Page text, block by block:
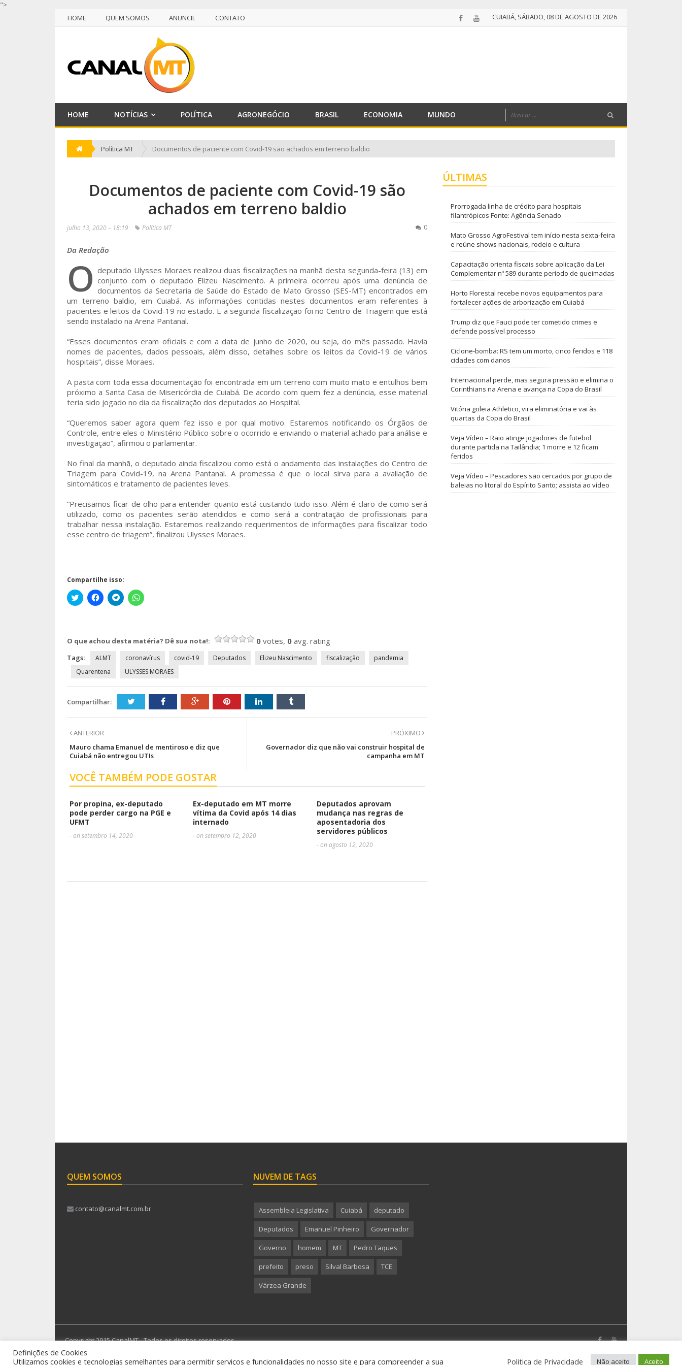
">
HOME
QUEM SOMOS ANUNCIE
CONTATO
ANUNCIE
CUIABÁ, SÁBADO, 08 DE AGOSTO DE 2026
HOME NOTÍCIAS POLÍTICA AGRONEGÓCIO BRASIL ECONOMIA MUNDO
Política MT Documentos de paciente com Covid-19 são achados em terreno baldio
Documentos de paciente com Covid-19 são
achados em terreno baldio
julho 13, 2020 – 18:19 Política MT 0
Da Redação
O deputado Ulysses Moraes realizou duas fiscalizações na manhã desta segunda-feira (13) em
conjunto com o deputado Elizeu Nascimento. A primeira ocorreu após uma denúncia de
documentos da Secretaria de Saúde do Estado de Mato Grosso (SES-MT) encontrados em
um terreno baldio, em Cuiabá. As informações contidas nestes documentos eram referentes à
pacientes e leitos da Covid-19 no estado. E a segunda fiscalização foi no Centro de Triagem que está
sendo instalado na Arena Pantanal.
“Esses documentos eram oficiais e com a data de junho de 2020, ou seja, do mês passado. Havia
nomes de pacientes, dados pessoais, além disso, detalhes sobre os leitos da Covid-19 de vários
hospitais”, disse Moraes.
A pasta com toda essa documentação foi encontrada em um terreno com muito mato e entulhos bem
próximo a Santa Casa de Misericórdia de Cuiabá. De acordo com quem fez a denúncia, esse material
teria sido jogado no dia da fiscalização dos deputados ao Hospital.
“Queremos saber agora quem fez isso e por qual motivo. Estaremos notificando os Órgãos de
Controle, entre eles o Ministério Público sobre o ocorrido e enviando o material achado para análise e
investigação”, afirmou o parlamentar.
No final da manhã, o deputado ainda fiscalizou como está o andamento das instalações do Centro de
Triagem para Covid-19, na Arena Pantanal. A promessa é que o local sirva para a avaliação de
sintomáticos e tratamento de pacientes leves.
“Precisamos ficar de olho para entender quanto está custando tudo isso. Além é claro de como será
utilizado, como os pacientes serão atendidos e como será a contratação de profissionais para
trabalhar nessa instalação. Estaremos realizando requerimentos de informações para fiscalizar todo
esse centro de triagem”, finalizou Ulysses Moraes.
Compartilhe isso:
Clique
para
janela)
Clique
para
janela)
Clique
para
janela)
Clique
para
janela)
O que achou desta matéria? Dê sua nota!: 0 votes, 0 avg. rating
Tags: ALMT coronavírus covid-19 Deputados Elizeu Nascimento fiscalização
pandemia
Quarentena
ULYSSES MORAES
Compartilhar:
ANTERIOR
Mauro chama Emanuel de mentiroso e diz que
Cuiabá não entregou UTIs
PRÓXIMO
Governador diz que não vai construir hospital de
campanha em MT
VOCÊ TAMBÉM PODE GOSTAR
Por propina, ex-deputado
pode perder cargo na PGE e
UFMT
- on setembro 14, 2020
Ex-deputado em MT morre
vítima da Covid após 14 dias
internado
- on setembro 12, 2020
Deputados aprovam
mudança nas regras de
aposentadoria dos
servidores públicos
- on agosto 12, 2020
ÚLTIMAS
Prorrogada linha de crédito para hospitais
filantrópicos Fonte: Agência Senado
Mato Grosso AgroFestival tem início nesta sexta-feira
e reúne shows nacionais, rodeio e cultura
Capacitação orienta fiscais sobre aplicação da Lei
Complementar nº 589 durante período de queimadas
Horto Florestal recebe novos equipamentos para
fortalecer ações de arborização em Cuiabá
Trump diz que Fauci pode ter cometido crimes e
defende possível processo
Ciclone-bomba: RS tem um morto, cinco feridos e 118
cidades com danos
Internacional perde, mas segura pressão e elimina o
Corinthians na Arena e avança na Copa do Brasil
Vitória goleia Athletico, vira eliminatória e vai às
quartas da Copa do Brasil
Veja Vídeo – Raio atinge jogadores de futebol
durante partida na Tailândia; 1 morre e 12 ficam
feridos
Veja Vídeo – Pescadores são cercados por grupo de
baleias no litoral do Espírito Santo; assista ao vídeo
QUEM SOMOS
contato@canalmt.com.br
NUVEM DE TAGS
Assembleia Legislativa Cuiabá deputado
Deputados Emanuel Pinheiro Governador
Governo homem MT Pedro Taques
prefeito preso Silval Barbosa TCE
Várzea Grande
Copyright 2015 CanalMT - Todos os direitos reservados.
Definições de Cookies
Utilizamos cookies e tecnologias semelhantes para permitir serviços e funcionalidades no nosso site e para compreender a sua
Politica de Privacidade Não aceito Aceito